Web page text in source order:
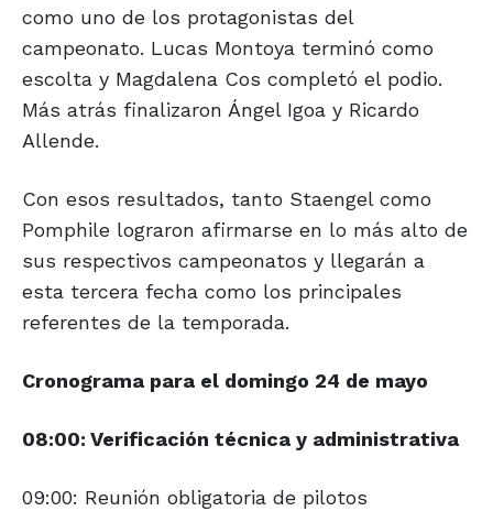
como uno de los protagonistas del
campeonato. Lucas Montoya terminó como
escolta y Magdalena Cos completó el podio.
Más atrás finalizaron Ángel Igoa y Ricardo
Allende.
Con esos resultados, tanto Staengel como
Pomphile lograron afirmarse en lo más alto de
sus respectivos campeonatos y llegarán a
esta tercera fecha como los principales
referentes de la temporada.
Cronograma para el domingo 24 de mayo
08:00: Verificación técnica y administrativa
09:00: Reunión obligatoria de pilotos